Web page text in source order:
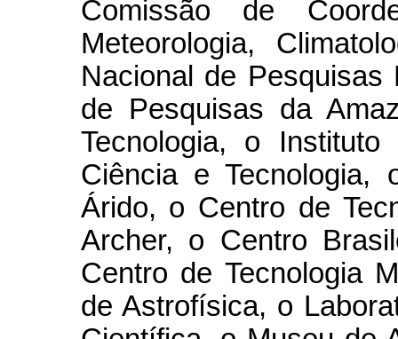
Comissão de
Meteorologia,
Nacional de
de Pesquisas da
Tecnologia, o
Ciência e Tecnologia,
Árido, o Centro de
Archer, o Centro
Centro de Tecnologia
de Astrofísica, o